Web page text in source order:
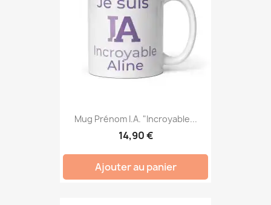
Mug Prénom I.A. "Incroyable...
14,90 €
Ajouter au panier